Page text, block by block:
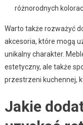
różnorodnych
Warto także rozważyć
akcesoria, które mogą
unikalny charakter.
estetyczny, ale także
przestrzeni kuchennej,
Jakie